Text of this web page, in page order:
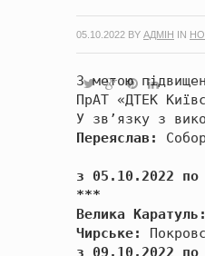
05.10.2022 BY АДМІН IN
З метою
ПрАТ «ДТЕК
У зв’язку з
Переяслав:
з 05.10.2022
***
Велика Каратуль:
Чирське:
з 09.10.2022